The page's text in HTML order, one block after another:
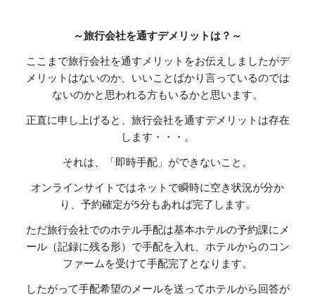
～旅行会社を通すデメリットは？～
ここまで旅行会社を通すメリットをお伝えしましたがデ
メリットはないのか、いいことばかり言っているのでは
ないのかと思われる方もいるかと思います。
正直に申し上げると、旅行会社を通すデメリットは存在
します・・・。
それは、「即時手配」ができないこと。
オンラインサイトではネットで瞬時に空き状況が分か
り、予約確定が5分もあれば完了します。
ただ旅行会社でのホテル手配は基本ホテルの予約課にメ
ール（記録に残る形）で手配を入れ、ホテルからのコン
ファームを受けて手配完了となります。
したがって手配希望のメールを送ってホテルから回答が